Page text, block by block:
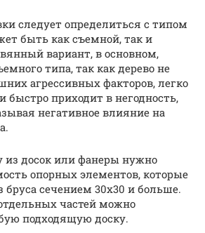
следует определиться с типом
быть как съемной, так и
вариант, в основном,
типа, так как дерево не
агрессивных факторов, легко
быстро приходит в негодность,
негативное влияние на
из досок или фанеры нужно
опорных элементов, которые
бруса сечением 30х30 и больше.
частей можно
подходящую доску.